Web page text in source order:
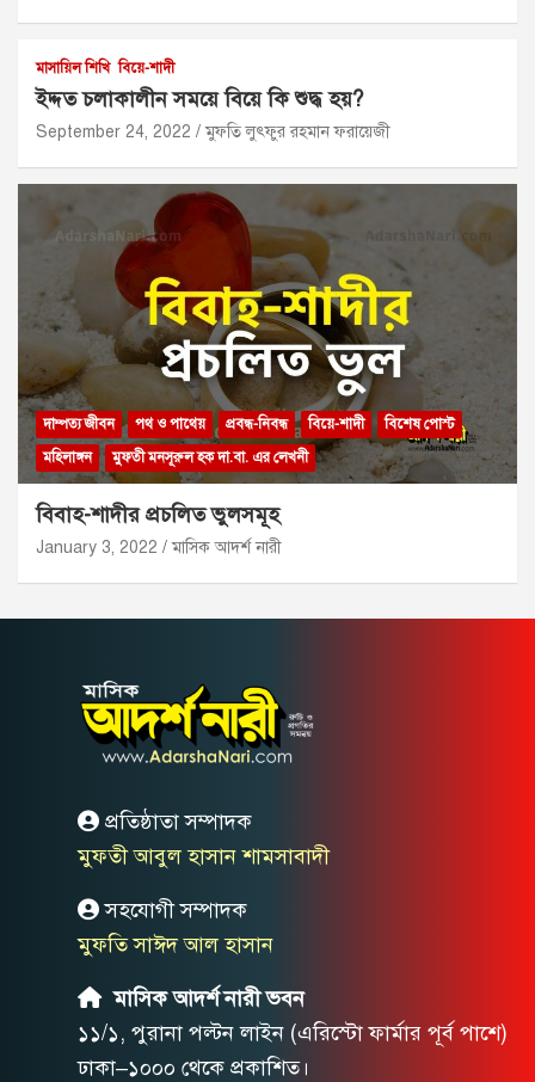
মাসায়িল শিখি বিয়ে-শাদী
ইদ্দত চলাকালীন সময়ে বিয়ে কি শুদ্ধ হয়?
September 24, 2022 মুফতি লুৎফুর রহমান ফরায়েজী
দাম্পত্য জীবন পথ ও পাথেয় প্রবন্ধ-নিবন্ধ বিয়ে-শাদী
বিশেষ পোস্ট
মহিলাঙ্গন
মুফতী মনসূরুল হক দা.বা. এর লেখনী
বিবাহ-শাদীর প্রচলিত ভুলসমূহ
January 3, 2022 মাসিক আদর্শ নারী
প্রতিষ্ঠাতা সম্পাদক
মুফতী আবুল হাসান শামসাবাদী
সহযোগী সম্পাদক
মুফতি সাঈদ আল হাসান
মাসিক আদর্শ নারী ভবন
১১/১, পুরানা পল্টন লাইন (এরিস্টো ফার্মার পূর্ব পাশে)
ঢাকা–১০০০ থেকে প্রকাশিত।